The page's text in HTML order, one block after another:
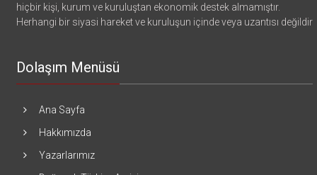
hiçbir kişi, kurum ve kuruluştan ekonomik destek almamıştır.
Herhangi bir siyasi hareket ve kuruluşun içinde veya uzantısı değildir
Dolaşım Menüsü
Ana Sayfa
Hakkımızda
Yazarlarımız